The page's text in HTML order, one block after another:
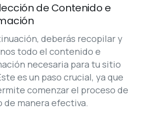
deberás recopilar y
necesaria para tu sitio
es un paso crucial, ya que
comenzar el proceso de
de manera efectiva.